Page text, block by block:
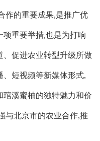
作的重要成果,是推广优
项重要举措,也是为打响
、促进农业转型升级所做
、短视频等新媒体形式,
琯溪蜜柚的独特魅力和价
与北京市的农业合作,推